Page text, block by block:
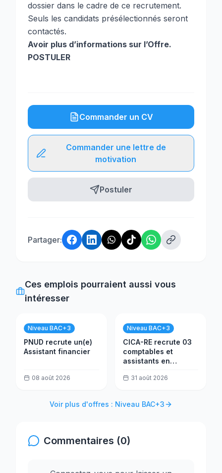
dossier dans le cadre de ce recrutement.
Seuls les candidats présélectionnés seront
contactés.
Avoir plus d’informations sur l’Offre.
POSTULER
Commander un CV
Commander une lettre de
motivation
Postuler
Partager:
Ces emplois pourraient aussi vous
intéresser
Niveau BAC+3
PNUD recrute un(e)
Assistant financier
08 août 2026
Niveau BAC+3
CICA-RE recrute 03
comptables et
assistants en
31 août 2026
Voir plus d'offres : Niveau BAC+3
Commentaires (0)